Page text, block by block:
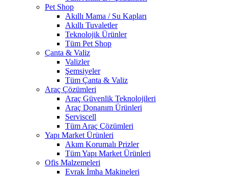
Pet Shop
Akıllı Mama / Su Kapları
Akıllı Tuvaletler
Teknolojik Ürünler
Tüm Pet Shop
Çanta & Valiz
Valizler
Şemsiyeler
Tüm Çanta & Valiz
Araç Çözümleri
Araç Güvenlik Teknolojileri
Araç Donanım Ürünleri
Serviscell
Tüm Araç Çözümleri
Yapı Market Ürünleri
Akım Korumalı Prizler
Tüm Yapı Market Ürünleri
Ofis Malzemeleri
Evrak İmha Makineleri